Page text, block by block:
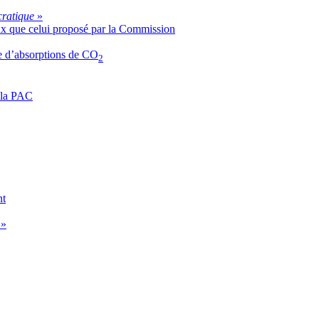
»
que celui proposé par la Commission
de CO2
PAC
»